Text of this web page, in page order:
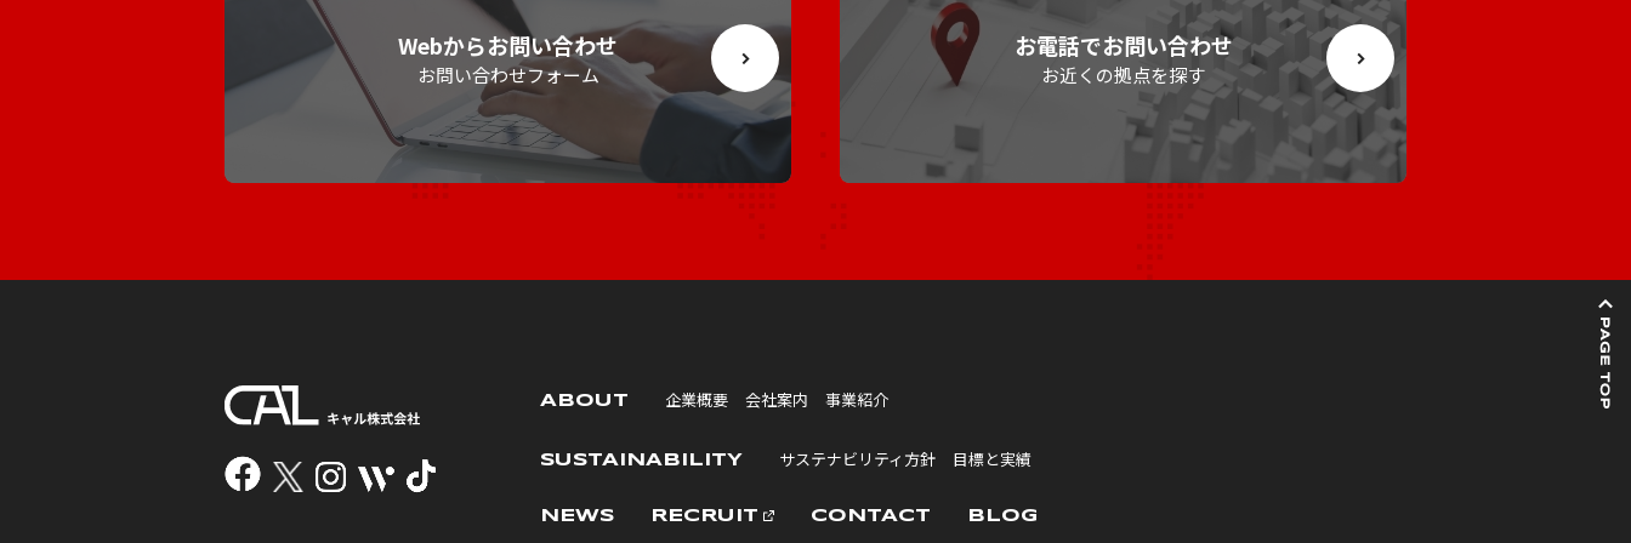
Webからお問い合わせ
お問い合わせフォーム
お電話でお問い合わせ
お近くの拠点を探す
ABOUT 企業概要 会社案内 事業紹介
SUSTAINABILITY サステナビリティ方針 目標と実績
NEWS RECRUIT CONTACT BLOG